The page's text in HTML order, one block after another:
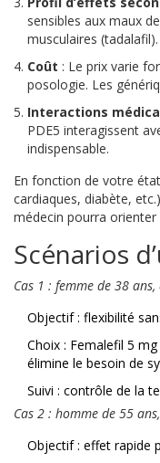
sensibles aux maux
musculaires (tadalafil).
Coût : Le prix varie
posologie. Les
Interactions
PDE5 interagissent
indispensable.
En fonction de votre
cardiaques, diabète,
médecin pourra orienter
Scénarios
Cas 1 : femme de 38
Objectif : flexibilité
Choix : Femalefil 5
élimine le besoin de
Suivi : contrôle de la
Cas 2 : homme de 55
Objectif : effet rapide